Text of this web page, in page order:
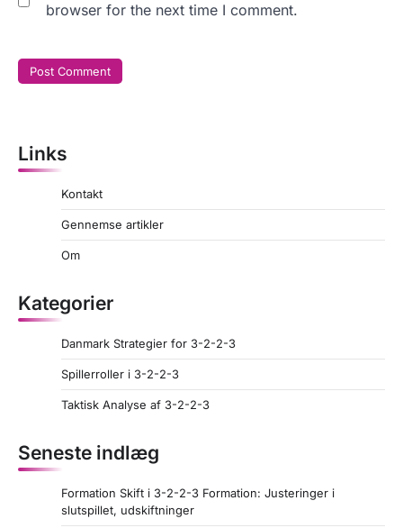
browser for the next time I comment.
Links
Kontakt
Gennemse artikler
Om
Kategorier
Danmark Strategier for 3-2-2-3
Spillerroller i 3-2-2-3
Taktisk Analyse af 3-2-2-3
Seneste indlæg
Formation Skift i 3-2-2-3 Formation: Justeringer i
slutspillet, udskiftninger